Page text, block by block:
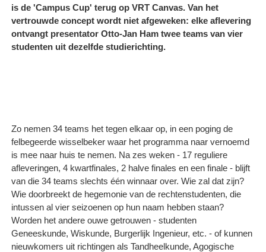
is de 'Campus Cup' terug op VRT Canvas. Van het
vertrouwde concept wordt niet afgeweken: elke aflevering
ontvangt presentator Otto-Jan Ham twee teams van vier
studenten uit dezelfde studierichting.
Zo nemen 34 teams het tegen elkaar op, in een poging de
felbegeerde wisselbeker waar het programma naar vernoemd
is mee naar huis te nemen. Na zes weken - 17 reguliere
afleveringen, 4 kwartfinales, 2 halve finales en een finale - blijft
van die 34 teams slechts één winnaar over. Wie zal dat zijn?
Wie doorbreekt de hegemonie van de rechtenstudenten, die
intussen al vier seizoenen op hun naam hebben staan?
Worden het andere ouwe getrouwen - studenten
Geneeskunde, Wiskunde, Burgerlijk Ingenieur, etc. - of kunnen
nieuwkomers uit richtingen als Tandheelkunde, Agogische